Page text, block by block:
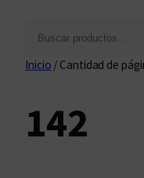
sInicio / Cantidad de
142